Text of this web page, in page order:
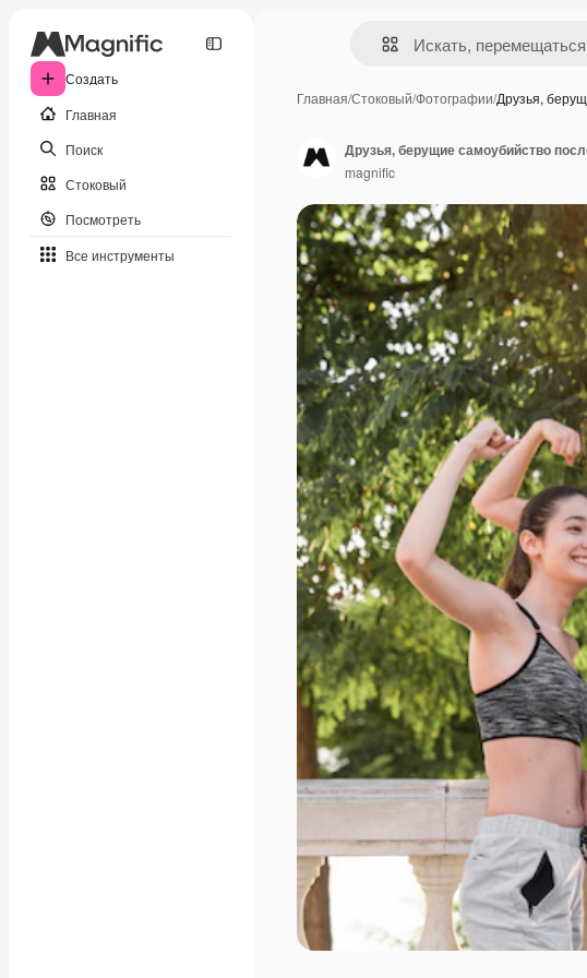
Создать
Главная
Поиск
Стоковый
Посмотреть
Все инструменты
Главная/Стоковый/Фотографии/Друзья,
Друзья, берущие самоубийство
magnific